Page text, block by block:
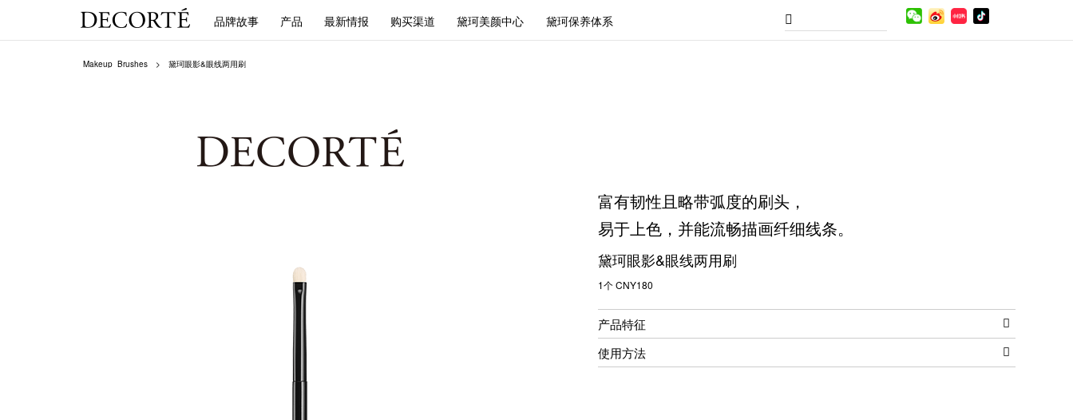
品牌故事 产品 最新情报 购买渠道 黛珂美颜中心 黛珂保养体系
Makeup_Brushes 黛珂眼影&眼线两用刷
富有韧性且略带弧度的刷头，
易于上色，并能流畅描画纤细线条。
黛珂眼影&眼线两用刷
1个 CNY180
产品特征
使用方法